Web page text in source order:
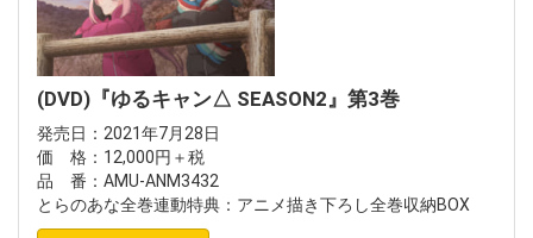
(DVD)『ゆるキャン△ SEASON2』第3巻
発売日：2021年7月28日
価 格：12,000円＋税
品 番：AMU-ANM3432
とらのあな全巻連動特典：アニメ描き下ろし全巻収納BOX